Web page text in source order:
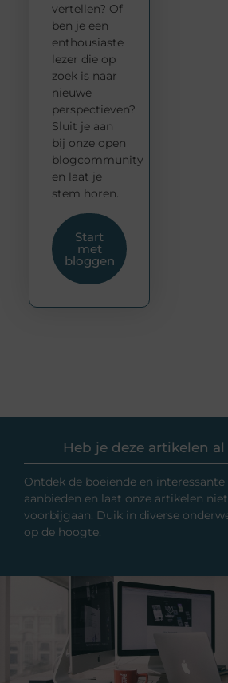
vertellen? Of
ben je een
enthousiaste
lezer die op
zoek is naar
nieuwe
perspectieven?
Sluit je aan
bij onze open
blogcommunity
en laat je
stem horen.
Start
met
bloggen
Heb je deze artikelen al
Ontdek de boeiende en
aanbieden en laat onze artikelen
voorbijgaan. Duik in diverse
op de hoogte.